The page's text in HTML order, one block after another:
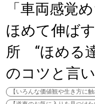
CATEGORY カテゴリー
食べる
暮らす
「車両感覚
ほめて伸ば
所 “ほめる
のコツと言
【いろんな価値観や生き方に触